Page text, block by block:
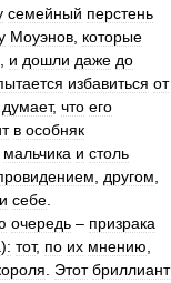
семейный перстень
Моуэнов которые
и дошли даже до
избавиться от
думает, что его
в особняк
мальчика и столь
другом
себе
очередь – призрака
): тот, по их мнению
Этот бриллиант